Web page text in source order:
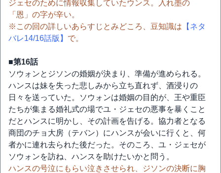
ジェセのために情報収集していたウンス。入れ墨の
「恩」の字が辛い。
※この回の詳しいあらすじとみどころ、豆知識は 【ネタ
バレ14/16話版】 で。
■第16話
ソウォンとジソンの婚姻が決まり、準備が進められる。
ハンスは妹を失った悲しみから立ち直れず、酒浸りの
日々を送っていた。ソウォンは婚姻の目的が、王や重臣
たちが集まる婚礼式の場でユ・ジェセの悪事を暴くこと
だとハンスに明かし、その計画を告げる。協力者となる
商団のチョ大房（テバン）にハンスが会いに行くと、何
者かに連れ去られた後だった。そのころ、ユ・ジェセが
ソウォンを訪ね、ハンスを助けたいかと問う。
ハンスの号泣にもらい泣きさせられ、ジソンの決断に胸